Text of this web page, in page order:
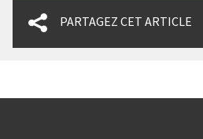
PARTAGEZ CET ARTICLE